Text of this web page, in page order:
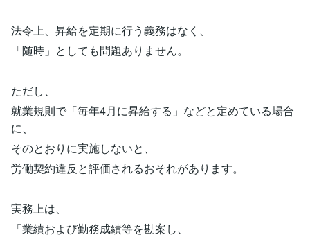
法令上、昇給を定期に行う義務はなく、
「随時」としても問題ありません。
ただし、
就業規則で「毎年4月に昇給する」などと定めている場合
に、
そのとおりに実施しないと、
労働契約違反と評価されるおそれがあります。
実務上は、
「業績および勤務成績等を勘案し、